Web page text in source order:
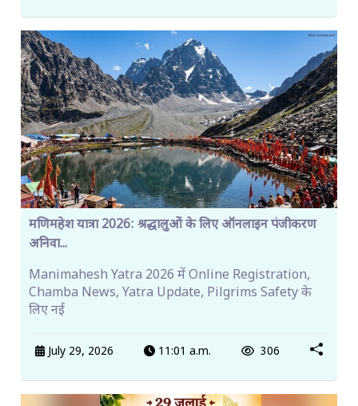
मणिमहेश यात्रा 2026: श्रद्धालुओं के लिए ऑनलाइन पंजीकरण
अनिवा...
Manimahesh Yatra 2026 में Online Registration,
Chamba News, Yatra Update, Pilgrims Safety के
लिए नई
July 29, 2026 11:01 a.m. 306